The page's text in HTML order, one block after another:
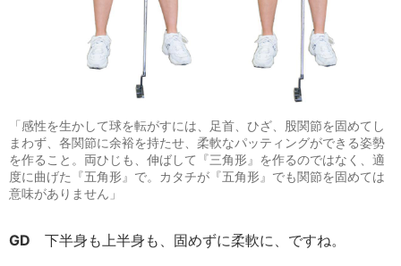
「感性を生かして球を転がすには、足首、ひざ、股関節を固めてし
まわず、各関節に余裕を持たせ、柔軟なパッティングができる姿勢
を作ること。両ひじも、伸ばして『三角形』を作るのではなく、適
度に曲げた『五角形』で。カタチが『五角形』でも関節を固めては
意味がありません」
GD 下半身も上半身も、固めずに柔軟に、ですね。